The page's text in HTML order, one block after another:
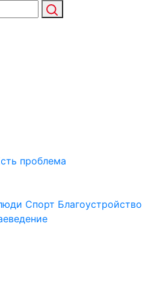
проблема
Спорт Благоустройство